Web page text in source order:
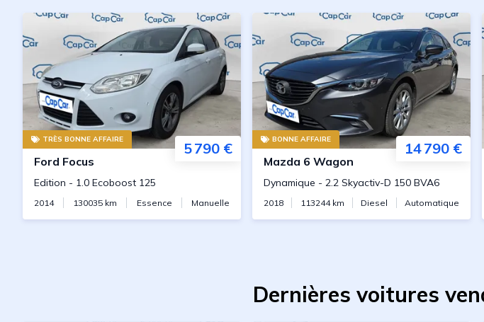
TRÈS BONNE AFFAIRE
5 790 €
Ford Focus
Edition - 1.0 Ecoboost 125
2014 130035 km Essence Manuelle
BONNE AFFAIRE
14 790 €
Mazda 6 Wagon
Dynamique - 2.2 Skyactiv-D 150 BVA6
2018 113244km Diesel Automatique
Dernières voitures